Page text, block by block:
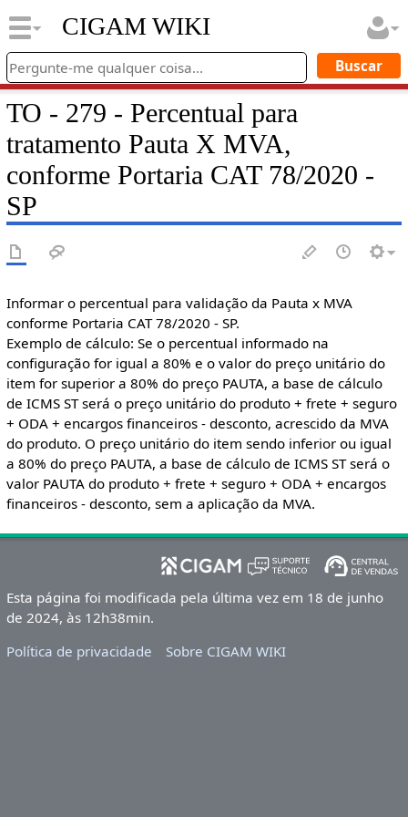
CIGAM WIKI
TO - 279 - Percentual para
tratamento Pauta X MVA,
conforme Portaria CAT 78/2020 -
SP
Informar o percentual para validação da Pauta x MVA
conforme Portaria CAT 78/2020 - SP.
Exemplo de cálculo: Se o percentual informado na
configuração for igual a 80% e o valor do preço unitário do
item for superior a 80% do preço PAUTA, a base de cálculo
de ICMS ST será o preço unitário do produto + frete + seguro
+ ODA + encargos financeiros - desconto, acrescido da MVA
do produto. O preço unitário do item sendo inferior ou igual
a 80% do preço PAUTA, a base de cálculo de ICMS ST será o
valor PAUTA do produto + frete + seguro + ODA + encargos
financeiros - desconto, sem a aplicação da MVA.
Esta página foi modificada pela última vez em 18 de junho
de 2024, às 12h38min.
Política de privacidade
Sobre CIGAM WIKI